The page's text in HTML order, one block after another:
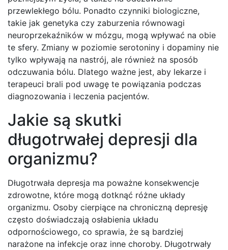
przewlekłego bólu. Ponadto czynniki biologiczne,
takie jak genetyka czy zaburzenia równowagi
neuroprzekaźników w mózgu, mogą wpływać na obie
te sfery. Zmiany w poziomie serotoniny i dopaminy nie
tylko wpływają na nastrój, ale również na sposób
odczuwania bólu. Dlatego ważne jest, aby lekarze i
terapeuci brali pod uwagę te powiązania podczas
diagnozowania i leczenia pacjentów.
Jakie są skutki
długotrwałej depresji dla
organizmu?
Długotrwała depresja ma poważne konsekwencje
zdrowotne, które mogą dotknąć różne układy
organizmu. Osoby cierpiące na chroniczną depresję
często doświadczają osłabienia układu
odpornościowego, co sprawia, że są bardziej
narażone na infekcje oraz inne choroby. Długotrwały